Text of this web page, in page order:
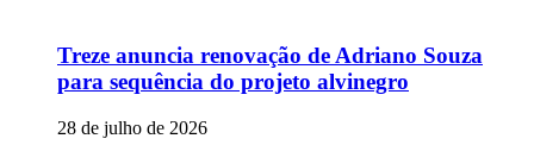
Treze anuncia renovação de Adriano Souza
para sequência do projeto alvinegro
28 de julho de 2026